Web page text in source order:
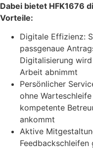
Dabei bietet HFK1676
Vorteile:
Digitale Effizienz:
passgenaue
Digitalisierung
Arbeit abnimmt
Persönlicher
ohne
kompetente
ankommt
Aktive